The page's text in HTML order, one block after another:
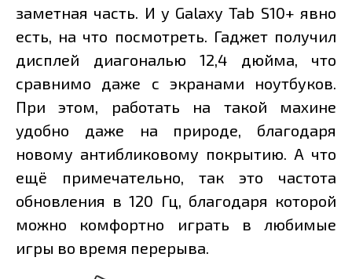
заметная часть. И у Galaxy Tab S10+ явно
есть, на что посмотреть. Гаджет получил
дисплей диагональю 12,4 дюйма, что
сравнимо даже с экранами ноутбуков.
При этом, работать на такой махине
удобно даже на природе, благодаря
новому антибликовому покрытию. А что
ещё примечательно, так это частота
обновления в 120 Гц, благодаря которой
можно комфортно играть в любимые
игры во время перерыва.